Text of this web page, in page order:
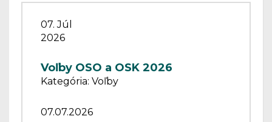
07. Júl
2026
Voľby OSO a OSK 2026
Kategória: Voľby
07.07.2026